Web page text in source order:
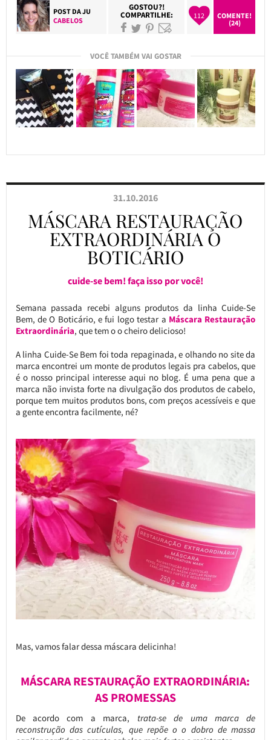
POST DAJU
CABELOS
GOSTOU?!
COMPARTILHE: 112
COMENTE!
(24)
VOCÊ TAMBÉM VAI GOSTAR
31.10.2016
MÁSCARA RESTAURAÇÃO
EXTRAORDINÁRIA O
BOTICÁRIO
cuide-se bem! faça isso por você!
Semana passada recebi alguns produtos da linha Cuide-Se
Bem, de O Boticário, e fui logo testar a Máscara Restauração
Extraordinária, que tem o o cheiro delicioso!
A linha Cuide-Se Bem foi toda repaginada, e olhando no site da
marca encontrei um monte de produtos legais pra cabelos, que
é o nosso principal interesse aqui no blog. É uma pena que a
marca não invista forte na divulgação dos produtos de cabelo,
porque tem muitos produtos bons, com preços acessíveis e que
a gente encontra facilmente, né?
Mas, vamos falar dessa máscara delicinha!
MÁSCARA RESTAURAÇÃO EXTRAORDINÁRIA:
AS PROMESSAS
De acordo com a marca, trata-se de uma marca de
reconstrução das cutículas, que repõe o o dobro de massa